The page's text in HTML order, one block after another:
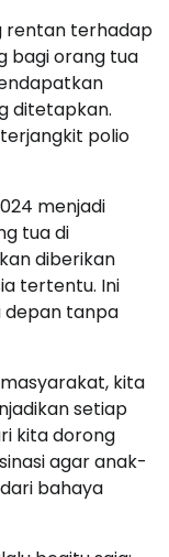
rentan terhadap
bagi orang tua
ditetapkan.
polio
menjadi
tua di
diberikan
tertentu. Ini
depan tanpa
kita
setiap
kita dorong
agar anak-
bahaya